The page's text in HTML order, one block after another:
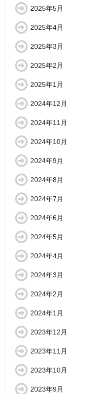
2025年5月
2025年4月
2025年3月
2025年2月
2025年1月
2024年12月
2024年11月
2024年10月
2024年9月
2024年8月
2024年7月
2024年6月
2024年5月
2024年4月
2024年3月
2024年2月
2024年1月
2023年12月
2023年11月
2023年10月
2023年9月